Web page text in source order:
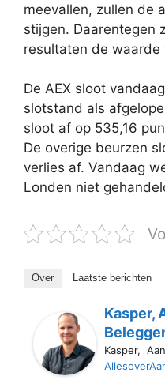
meevallen, zullen de
stijgen. Daarentegen
resultaten de
De AEX sloot
slotstand als
sloot af op 535,16
De overige beurzen
verlies af. Vandaag
Londen niet
Over Laatste berichten
Kasper,
Kasper,